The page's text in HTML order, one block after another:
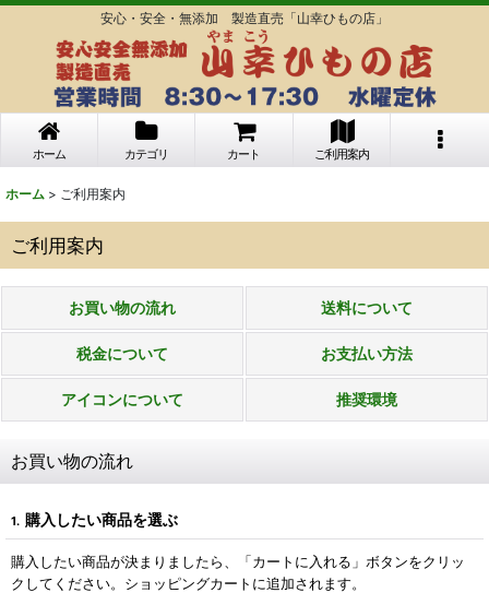
安心・安全・無添加 製造直売「山幸ひもの店」
ホーム カテゴリ カート ご利用案内
ホーム > ご利用案内
ご利用案内
お買い物の流れ 送料について
税金について お支払い方法
アイコンについて 推奨環境
お買い物の流れ
1. 購入したい商品を選ぶ
購入したい商品が決まりましたら、「カートに入れる」ボタンをクリッ
クしてください。ショッピングカートに追加されます。